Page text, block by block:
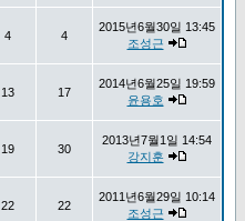
4 4
2015년6월30일 13:45
조성근
13 17
2014년6월25일 19:59
윤용호
19 30
2013년7월1일 14:54
강지훈
22 22
2011년6월29일 10:14
조성근